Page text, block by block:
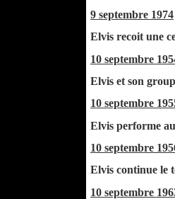
9 septembre 1974
Elvis recoit une
10 septembre
Elvis et son
10 septembre
Elvis performe
10 septembre
Elvis continue le
10 septembre